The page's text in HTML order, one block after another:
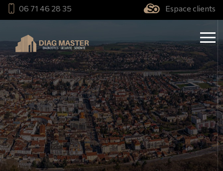
06 71 46 28 35 Espace clients